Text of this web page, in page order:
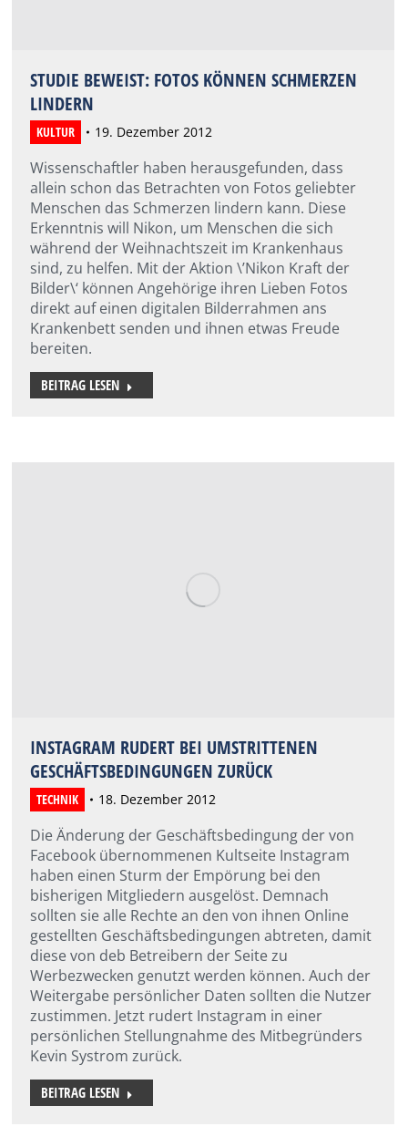
STUDIE BEWEIST: FOTOS KÖNNEN SCHMERZEN
LINDERN
KULTUR 19. Dezember 2012
Wissenschaftler haben herausgefunden, dass
allein schon das Betrachten von Fotos geliebter
Menschen das Schmerzen lindern kann. Diese
Erkenntnis will Nikon, um Menschen die sich
während der Weihnachtszeit im Krankenhaus
sind, zu helfen. Mit der Aktion \’Nikon Kraft der
Bilder\‘ können Angehörige ihren Lieben Fotos
direkt auf einen digitalen Bilderrahmen ans
Krankenbett senden und ihnen etwas Freude
bereiten.
BEITRAG LESEN
INSTAGRAM RUDERT BEI UMSTRITTENEN
GESCHÄFTSBEDINGUNGEN ZURÜCK
TECHNIK 18. Dezember 2012
Die Änderung der Geschäftsbedingung der von
Facebook übernommenen Kultseite Instagram
haben einen Sturm der Empörung bei den
bisherigen Mitgliedern ausgelöst. Demnach
sollten sie alle Rechte an den von ihnen Online
gestellten Geschäftsbedingungen abtreten, damit
diese von deb Betreibern der Seite zu
Werbezwecken genutzt werden können. Auch der
Weitergabe persönlicher Daten sollten die Nutzer
zustimmen. Jetzt rudert Instagram in einer
persönlichen Stellungnahme des Mitbegründers
Kevin Systrom zurück.
BEITRAG LESEN